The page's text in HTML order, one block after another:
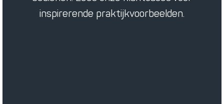
inspirerende praktijkvoorbeelden.